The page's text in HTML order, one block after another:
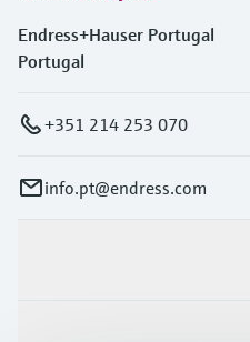
Endress+Hauser Portugal
Portugal
+351 214 253 070
info.pt@endress.com